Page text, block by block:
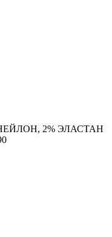
2% ЭЛАСТАН